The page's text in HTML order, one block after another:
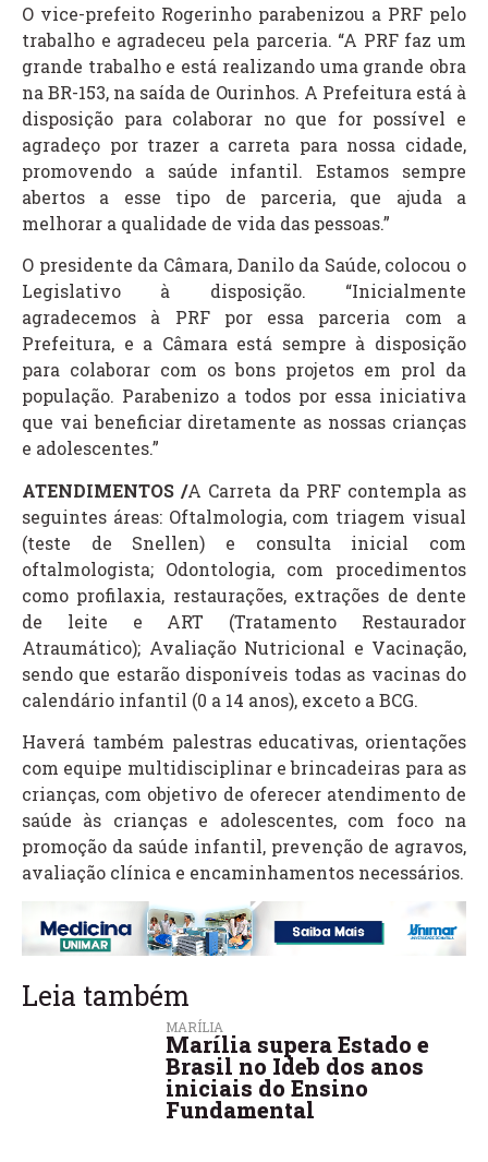
O vice-prefeito Rogerinho parabenizou a PRF pelo
trabalho e agradeceu pela parceria. “A PRF faz um
grande trabalho e está realizando uma grande obra
na BR-153, na saída de Ourinhos. A Prefeitura está à
disposição para colaborar no que for possível e
agradeço por trazer a carreta para nossa cidade,
promovendo a saúde infantil. Estamos sempre
abertos a esse tipo de parceria, que ajuda a
melhorar a qualidade de vida das pessoas.”
O presidente da Câmara, Danilo da Saúde, colocou o
Legislativo à disposição. “Inicialmente
agradecemos à PRF por essa parceria com a
Prefeitura, e a Câmara está sempre à disposição
para colaborar com os bons projetos em prol da
população. Parabenizo a todos por essa iniciativa
que vai beneficiar diretamente as nossas crianças
e adolescentes.”
ATENDIMENTOS /A Carreta da PRF contempla as
seguintes áreas: Oftalmologia, com triagem visual
(teste de Snellen) e consulta inicial com
oftalmologista; Odontologia, com procedimentos
como profilaxia, restaurações, extrações de dente
de leite e ART (Tratamento Restaurador
Atraumático); Avaliação Nutricional e Vacinação,
sendo que estarão disponíveis todas as vacinas do
calendário infantil (0 a 14 anos), exceto a BCG.
Haverá também palestras educativas, orientações
com equipe multidisciplinar e brincadeiras para as
crianças, com objetivo de oferecer atendimento de
saúde às crianças e adolescentes, com foco na
promoção da saúde infantil, prevenção de agravos,
avaliação clínica e encaminhamentos necessários.
Leia também
MARÍLIA
Marília supera Estado e
Brasil no Ideb dos anos
iniciais do Ensino
Fundamental